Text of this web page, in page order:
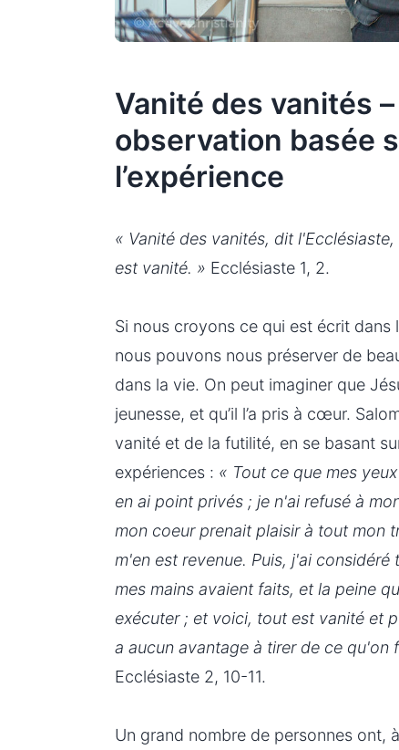
Vanité des vanités
observation basée
l’expérience
« Vanité des vanités, dit
est vanité. » Ecclésiaste 1, 2.
Si nous croyons ce qui est écrit dans
nous pouvons nous préserver de
dans la vie. On peut imaginer que
jeunesse, et qu’il l’a pris à cœur.
vanité et de la futilité, en se basant
expériences : « Tout ce que mes
en ai point privés ; je n'ai refusé à
mon coeur prenait plaisir à tout mon
m'en est revenue. Puis, j'ai considéré
mes mains avaient faits, et la peine
exécuter ; et voici, tout est vanité et
a aucun avantage à tirer de ce qu'on
Ecclésiaste 2, 10-11.
Un grand nombre de personnes ont,